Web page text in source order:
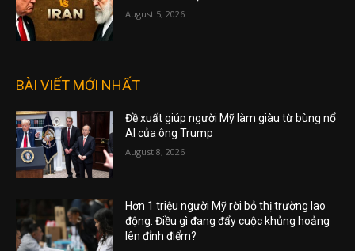
August 5, 2026
BÀI VIẾT MỚI NHẤT
Đề xuất giúp người Mỹ làm giàu từ bùng nổ
AI của ông Trump
August 8, 2026
Hơn 1 triệu người Mỹ rời bỏ thị trường lao
động: Điều gì đang đẩy cuộc khủng hoảng
lên đỉnh điểm?